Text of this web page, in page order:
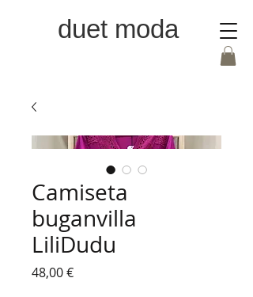
duet moda
Camiseta
buganvilla
LiliDudu
48,00 €Precio